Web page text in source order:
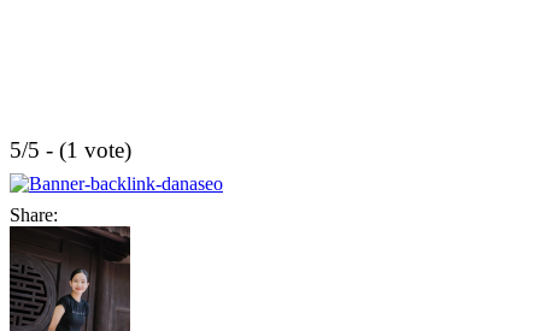
5/5 - (1 vote)
Share: